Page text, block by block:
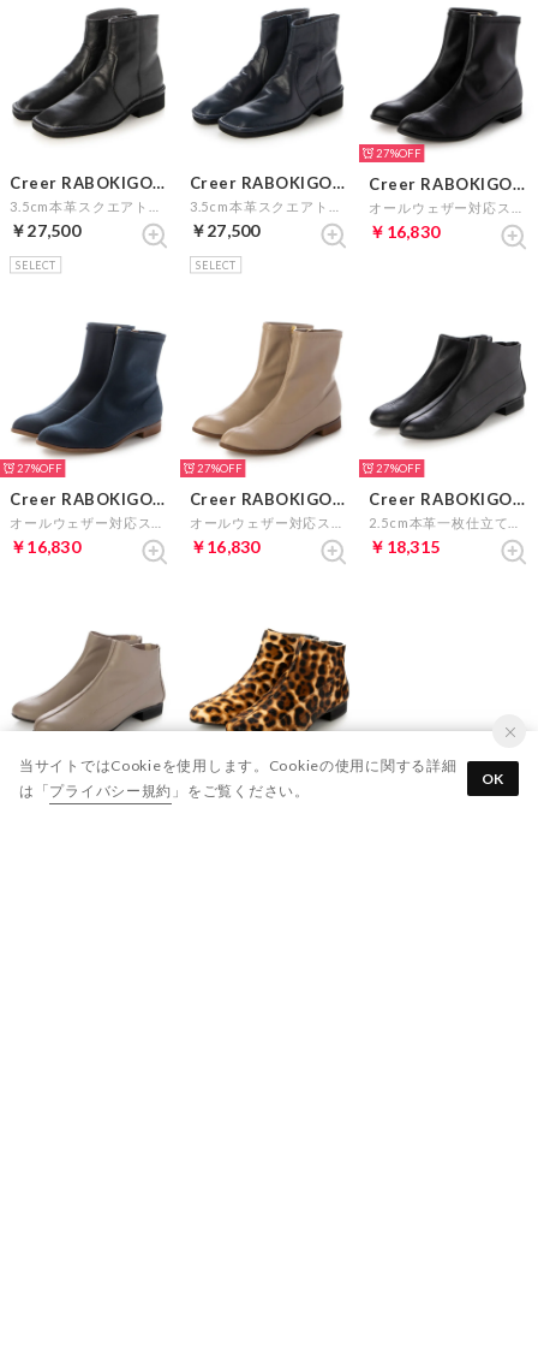
Creer RABOKIGOSHI
￥27,500
SELECT
Creer RABOKIGOSHI
￥27,500
SELECT
27%
Creer RABOKIGOSHI
￥16,830
27%
Creer RABOKIGOSHI
￥16,830
27%
Creer RABOKIGOSHI
￥16,830
27%
Creer RABOKIGOSHI
￥18,315
27%
Creer RABOKIGOSHI
26%
当サイトではCookieを使用します。Cookieの使用に関する詳細
は「プライバシー規約 」をご覧ください。
OK